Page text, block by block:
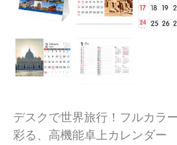
デスクで世界旅行！フルカラ
彩る、高機能卓上カレンダー